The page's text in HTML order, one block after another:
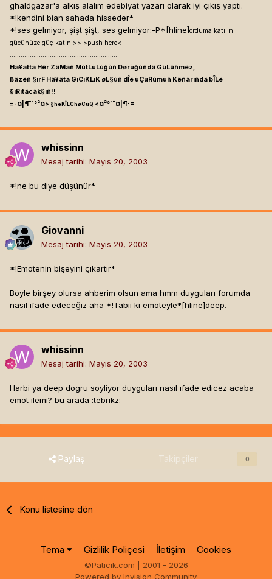
ghaldgazar'a alkış alalım edebiyat yazarı olarak iyi çıkış yaptı.
*!kendini bian sahada hisseder*
*!ses gelmiyor, şişt şişt, ses gelmiyor:-P*[hline]orduma katılın
gücünüze güç katın >> >push here<
...........................................................
Hä¥ättä Hër ZäMäñ MùtLùLùğùñ Dørùğùñdä GüLüñmëz,
ßäzëñ §ırF Hä¥ätä GıCıKLıK øL§ùñ dÎë ùÇùRùmùñ Këñärıñdä bÎLë
§ıRıtäcäk§ıñ!!
=-¤|¶¯`°²¤> §hëKÎLChøCùQ <¤²°`¯¤|¶-=
whissinn
Mesaj tarihi: Mayıs 20, 2003
*!ne bu diye düşünür*
Giovanni
Mesaj tarihi: Mayıs 20, 2003
*!Emotenin bişeyini çıkartır*
Böyle birşey olursa ahberim olsun ama hmm duyguları forumda
nasıl ifade edeceğiz aha *!Tabii ki emoteyle*[hline]deep.
whissinn
Mesaj tarihi: Mayıs 20, 2003
Harbi ya deep dogru soyliyor duyguları nasıl ıfade edıcez acaba
emot ılemı? bu arada :tebrikz:
Paylaş Takipçiler 0
Konu listesine dön
Tema Gizlilik Poliçesi İletişim Cookies
©Paticik.com | 2001 - 2026
Powered by Invision Community